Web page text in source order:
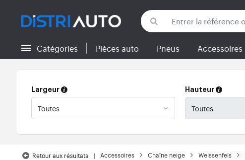
Retour aux catégories
Catégories Pièces auto Pneus Accessoires
Largeur Hauteur
Retour aux résultats Accessoires Chaîne neige Weissenfels